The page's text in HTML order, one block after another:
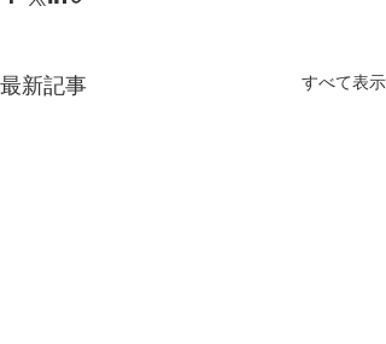
最新記事 すべて表示